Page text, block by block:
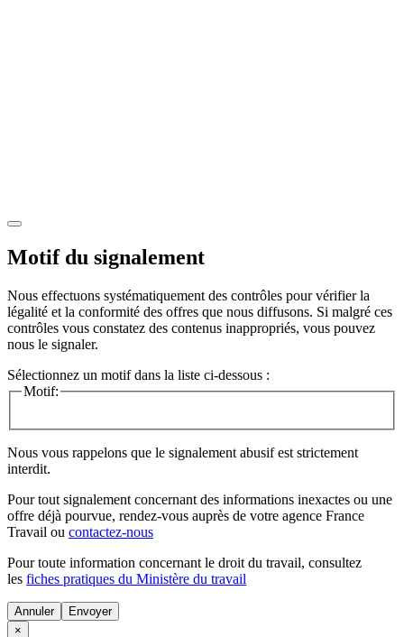
Motif du signalement
Nous effectuons systématiquement des contrôles pour vérifier la
légalité et la conformité des offres que nous diffusons. Si malgré ces
contrôles vous constatez des contenus inappropriés, vous pouvez
nous le signaler.
Sélectionnez un motif dans la liste ci-dessous :
Motif:
Nous vous rappelons que le signalement abusif est strictement
interdit.
Pour tout signalement concernant des informations inexactes ou une
offre déjà pourvue, rendez-vous auprès de votre agence France
Travail ou contactez-nous
Pour toute information concernant le droit du travail, consultez
les fiches pratiques du Ministère du travail
Annuler
×